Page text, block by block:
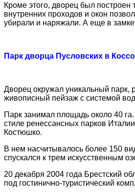
Кроме этого, дворец был
внутренних проходов и окон
убирали и наряжали. А еще в
Парк дворца Пусловских в
Дворец окружал уникальный парк,
живописный пейзаж с системой
Парк занимал площадь около 40
стиле ренессансных парков
Костюшко.
В нем насчитывалось более 150
спускался к трем искусственным
20 декабря 2004 года Брестский
под гостинично-туристический